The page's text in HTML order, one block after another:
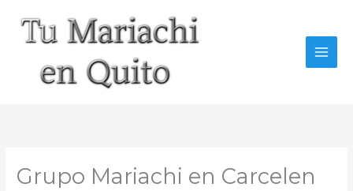
contenido
Grupo Mariachi en Carcelen